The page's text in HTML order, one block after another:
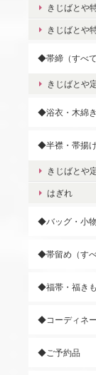
きじばとや
きじばとや
◆帯締（すべて
きじばとや
◆浴衣・木綿
◆半襟・帯揚げ
きじばとや
はぎれ
◆バッグ・小
◆帯留め（すべ
◆福帯・福き
◆コーディネ
◆ご予約品